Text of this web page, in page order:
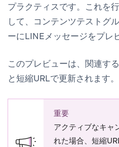
プラクティスです。これを行
して、コンテンツテストグ
ーにLINEメッセージをプレ
このプレビューは、関連す
と短縮URLで更新されます。
重要
アクティブなキャ
れた場合、短縮